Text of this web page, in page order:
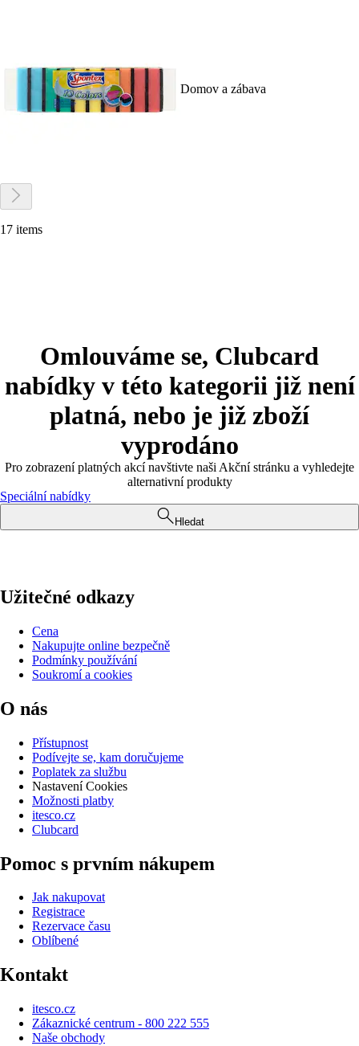
Domov a zábava
17 items
Omlouváme se, Clubcard
nabídky v této kategorii již není
platná, nebo je již zboží
vyprodáno
Pro zobrazení platných akcí navštivte naši Akční stránku a vyhledejte
alternativní produkty
Speciální nabídky
Hledat
Užitečné odkazy
Cena
Nakupujte online bezpečně
Podmínky používání
Soukromí a cookies
O nás
Přístupnost
Podívejte se, kam doručujeme
Poplatek za službu
Nastavení Cookies
Možnosti platby
itesco.cz
Clubcard
Pomoc s prvním nákupem
Jak nakupovat
Registrace
Rezervace času
Oblíbené
Kontakt
itesco.cz
Zákaznické centrum - 800 222 555
Naše obchody